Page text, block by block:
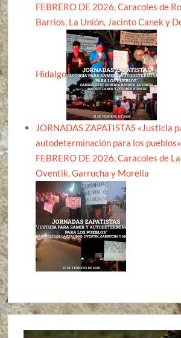
FEBRERO DE 2026, Caracoles de
Barrios, La Unión, Jacinto Canek y
Hidalgo
JORNADAS ZAPATISTAS «Justicia
autodeterminación para los
FEBRERO DE 2026, Caracoles de
Oventik, Garrucha y Morelia